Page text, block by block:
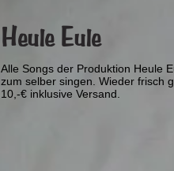
Heule Eule
Alle Songs der Produktion Heule
zum selber singen. Wieder frisch
10,-€ inklusive Versand.